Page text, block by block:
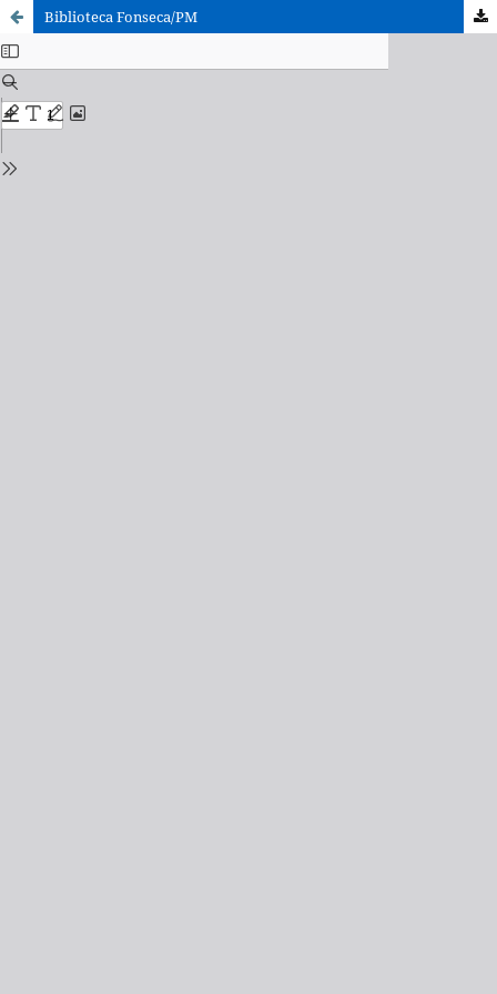
Biblioteca Fonseca/PM